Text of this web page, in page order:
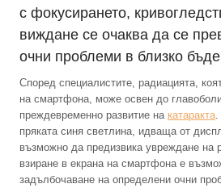
с фокусирането,
виждане се очаква да се
очни проблеми в близко
Според специалистите, радиацията,
на смартфона, може освен до
преждевременно развитие на катаракта
пряката синя светлина, идваща от
възможно да предизвика увреждане на
взиране в екрана на смартфона е
задълбочаване на определени очни